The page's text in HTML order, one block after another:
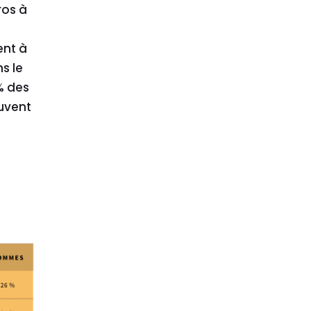
à
à
le
des